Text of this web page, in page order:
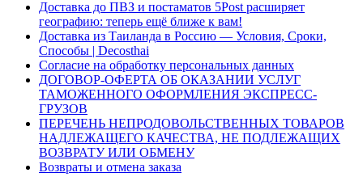
Доставка до ПВЗ и постаматов 5Post расширяет
географию: теперь ещё ближе к вам!
Доставка из Таиланда в Россию — Условия, Сроки,
Способы | Decosthai
Согласие на обработку персональных данных
ДОГОВОР-ОФЕРТА ОБ ОКАЗАНИИ УСЛУГ
ТАМОЖЕННОГО ОФОРМЛЕНИЯ ЭКСПРЕСС-
ГРУЗОВ
ПЕРЕЧЕНЬ НЕПРОДОВОЛЬСТВЕННЫХ ТОВАРОВ
НАДЛЕЖАЩЕГО КАЧЕСТВА, НЕ ПОДЛЕЖАЩИХ
ВОЗВРАТУ ИЛИ ОБМЕНУ
Возвраты и отмена заказа